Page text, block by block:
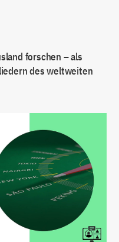
forschen – als
des weltweiten